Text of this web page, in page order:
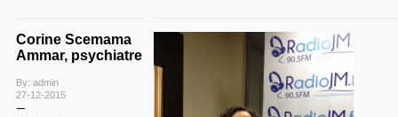
Corine Scemama
Ammar, psychiatre
By: admin
27-12-2015